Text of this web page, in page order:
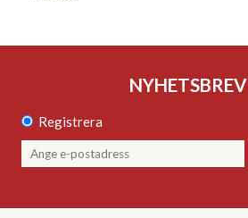
NYHETSBREV
Registrera